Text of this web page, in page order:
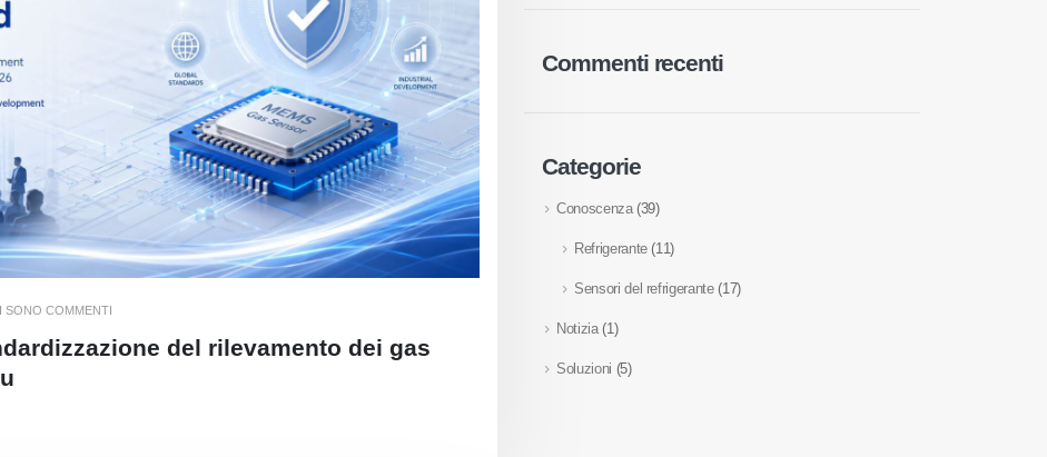
SONO COMMENTI
del rilevamento dei gas
Commenti recenti
Categorie
Conoscenza(39)
Refrigerante(11)
Sensori del refrigerante(17)
Notizia(1)
Soluzioni (5)